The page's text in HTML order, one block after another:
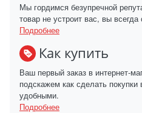
Мы гордимся безупречной
товар не устроит вас, вы
Подробнее
Как купить
Ваш первый заказ в интернет-
подскажем как сделать
удобными.
Подробнее